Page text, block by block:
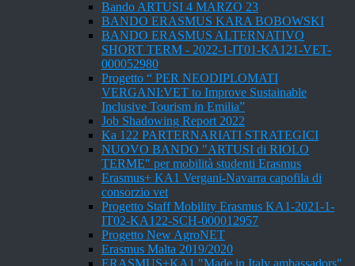
Bando ARTUSI 4 MARZO 23
BANDO ERASMUS KARA BOBOWSKI
BANDO ERASMUS ALTERNATIVO
SHORT TERM - 2022-1-IT01-KA121-VET-
000052980
Progetto “ PER NEODIPLOMATI
VERGANI:VET to Improve Sustainable
Inclusive Tourism in Emilia”
Job Shadowing Report 2022
Ka 122 PARTERNARIATI STRATEGICI
NUOVO BANDO "ARTUSI di RIOLO
TERME" per mobilità studenti Erasmus
Erasmus+ KA1 Vergani-Navarra capofila di
consorzio vet
Progetto Staff Mobility Erasmus KA1-2021-1-
IT02-KA122-SCH-000012957
Progetto New AgroNET
Erasmus Malta 2019/2020